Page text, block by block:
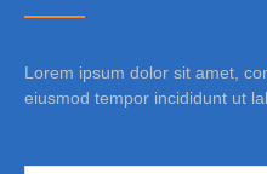
Lorem ipsum dolor sit amet,
eiusmod tempor incididunt ut